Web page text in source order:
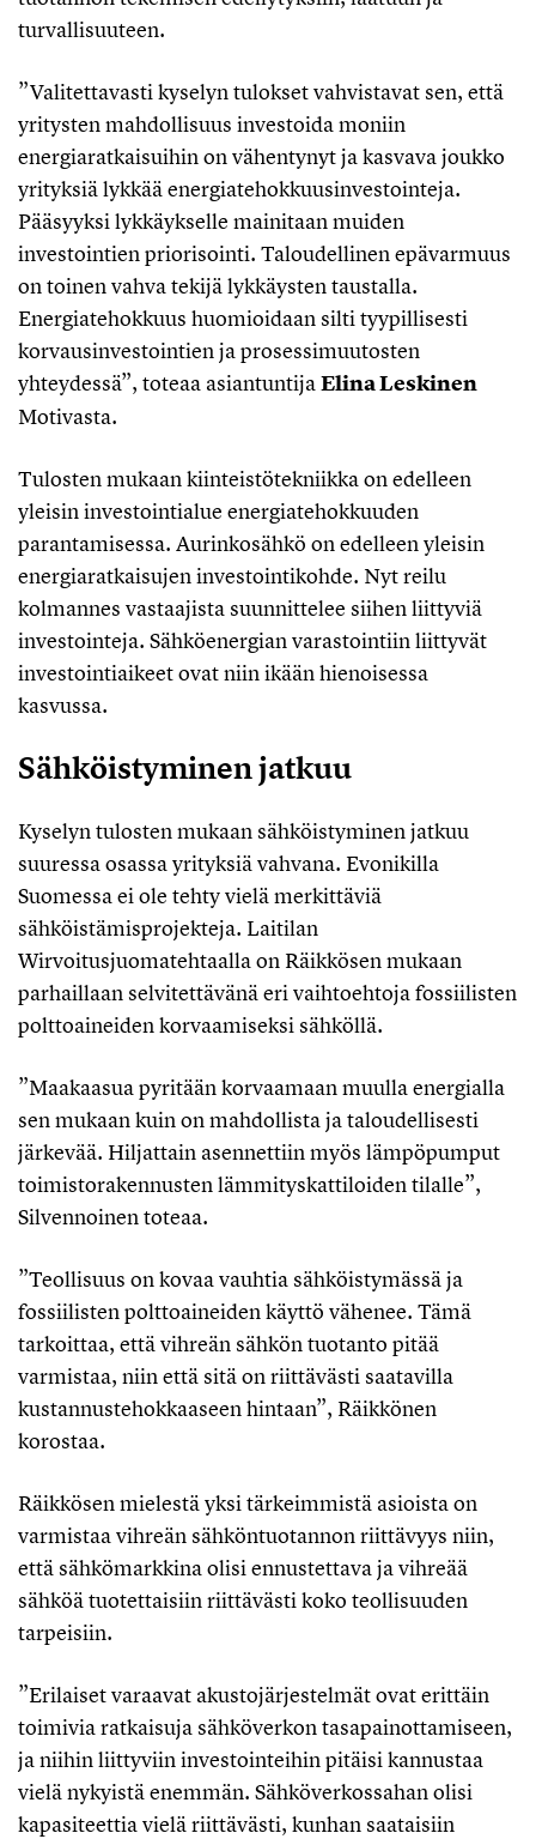
turvallisuuteen.
”Valitettavasti kyselyn tulokset vahvistavat sen, että
yritysten mahdollisuus investoida moniin
energiaratkaisuihin on vähentynyt ja kasvava joukko
yrityksiä lykkää energiatehokkuusinvestointeja.
Pääsyyksi lykkäykselle mainitaan muiden
investointien priorisointi. Taloudellinen epävarmuus
on toinen vahva tekijä lykkäysten taustalla.
Energiatehokkuus huomioidaan silti tyypillisesti
korvausinvestointien ja prosessimuutosten
yhteydessä”, toteaa asiantuntijaElina Leskinen
Motivasta.
Tulosten mukaan kiinteistötekniikka on edelleen
yleisin investointialue energiatehokkuuden
parantamisessa. Aurinkosähkö on edelleen yleisin
energiaratkaisujen investointikohde. Nyt reilu
kolmannes vastaajista suunnittelee siihen liittyviä
investointeja. Sähköenergian varastointiin liittyvät
investointiaikeet ovat niin ikään hienoisessa
kasvussa.
Sähköistyminen jatkuu
Kyselyn tulosten mukaan sähköistyminen jatkuu
suuressa osassa yrityksiä vahvana. Evonikilla
Suomessa ei ole tehty vielä merkittäviä
sähköistämisprojekteja. Laitilan
Wirvoitusjuomatehtaalla on Räikkösen mukaan
parhaillaan selvitettävänä eri vaihtoehtoja fossiilisten
polttoaineiden korvaamiseksi sähköllä.
”Maakaasua pyritään korvaamaan muulla energialla
sen mukaan kuin on mahdollista ja taloudellisesti
järkevää. Hiljattain asennettiin myös lämpöpumput
toimistorakennusten lämmityskattiloiden tilalle”,
Silvennoinen toteaa.
”Teollisuus on kovaa vauhtia sähköistymässä ja
fossiilisten polttoaineiden käyttö vähenee. Tämä
tarkoittaa, että vihreän sähkön tuotanto pitää
varmistaa, niin että sitä on riittävästi saatavilla
kustannustehokkaaseen hintaan”, Räikkönen
korostaa.
Räikkösen mielestä yksi tärkeimmistä asioista on
varmistaa vihreän sähköntuotannon riittävyys niin,
että sähkömarkkina olisi ennustettava ja vihreää
sähköä tuotettaisiin riittävästi koko teollisuuden
tarpeisiin.
”Erilaiset varaavat akustojärjestelmät ovat erittäin
toimivia ratkaisuja sähköverkon tasapainottamiseen,
ja niihin liittyviin investointeihin pitäisi kannustaa
vielä nykyistä enemmän. Sähköverkossahan olisi
kapasiteettia vielä riittävästi, kunhan saataisiin